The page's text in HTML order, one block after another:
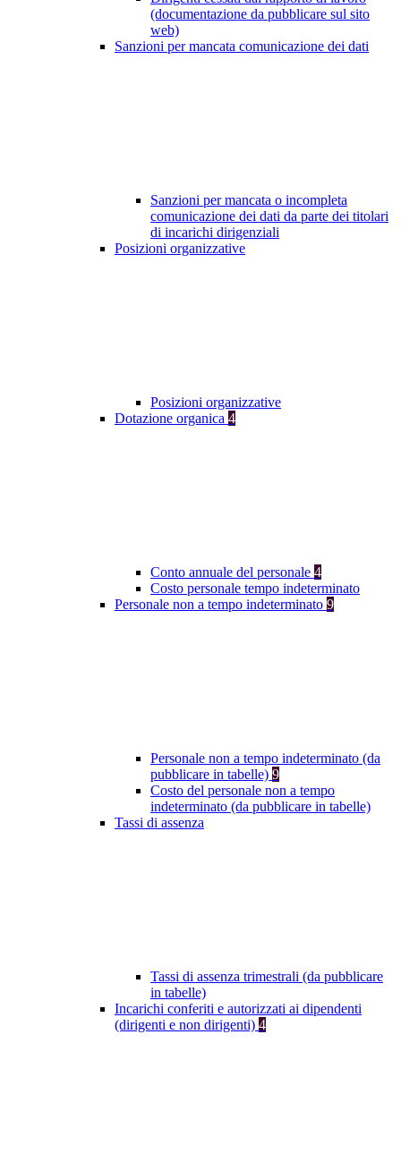
(documentazione da pubblicare sul sito
web)
Sanzioni per mancata comunicazione dei dati
Sanzioni per mancata o incompleta
comunicazione dei dati da parte dei titolari
di incarichi dirigenziali
Posizioni organizzative
Posizioni organizzative
Dotazione organica 4
Conto annuale del personale 4
Costo personale tempo indeterminato
Personale non a tempo indeterminato 9
Personale non a tempo indeterminato (da
pubblicare in tabelle) 9
Costo del personale non a tempo
indeterminato (da pubblicare in tabelle)
Tassi di assenza
Tassi di assenza trimestrali (da pubblicare
in tabelle)
Incarichi conferiti e autorizzati ai dipendenti
(dirigenti e non dirigenti) 4